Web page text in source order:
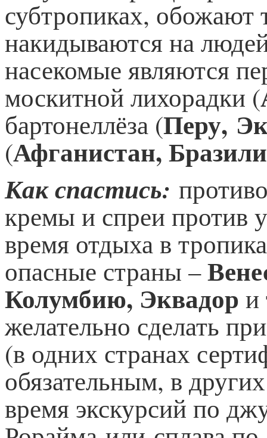
субтропиках, обожают
накидываются на
насекомые являются
москитной лихорадки (
бартонеллёза (Перу,
(Афганистан,
Как спастись:
кремы и спреи против
время отдыха в
опасные страны –
Колумбию, Эквадор и
желательно сделать
(в одних странах
обязательным, в
время экскурсий по